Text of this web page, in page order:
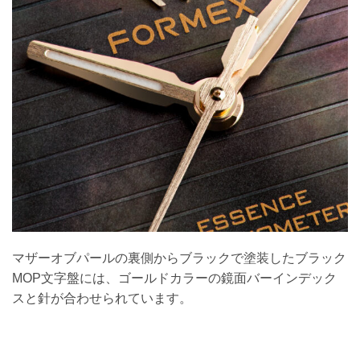
マザーオブパールの裏側からブラックで塗装したブラック
MOP文字盤には、ゴールドカラーの鏡面バーインデック
スと針が合わせられています。